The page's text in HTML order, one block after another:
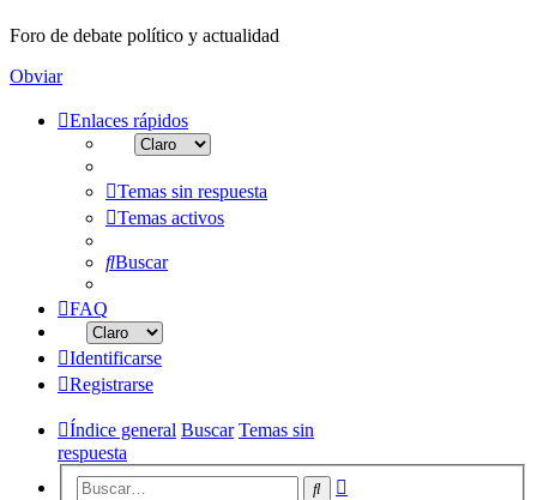
Foro de debate político y actualidad
Obviar
Enlaces rápidos
Temas sin respuesta
Temas activos
Buscar
FAQ
Identificarse
Registrarse
Índice general Buscar Temas sin
respuesta
Buscar